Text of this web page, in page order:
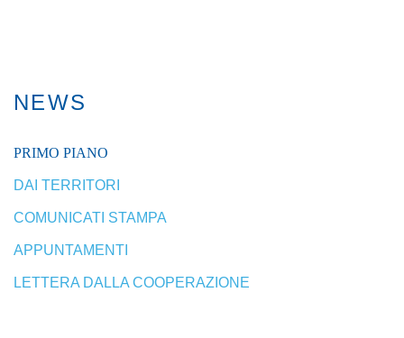
NEWS
PRIMO PIANO
DAI TERRITORI
COMUNICATI STAMPA
APPUNTAMENTI
LETTERA DALLA COOPERAZIONE